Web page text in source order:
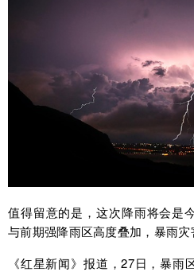
值得留意的是，这次降雨将会是
与前期强降雨区高度叠加，暴雨灾
《红星新闻》报道，27日，暴雨